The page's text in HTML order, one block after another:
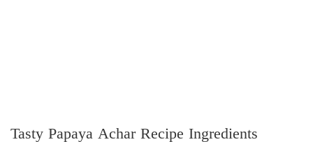
Tasty Papaya Achar Recipe Ingredients